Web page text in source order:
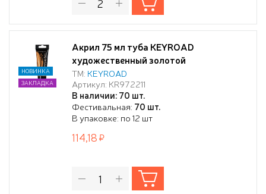
Акрил 75 мл туба KEYROAD
художественный золотой
ТМ: KEYROAD
Артикул: KR972211
В наличии: 70 шт.
Фестивальная: 70 шт.
В упаковке: по 12 шт
НОВИНКА
ЗАКЛАДКА
114,18